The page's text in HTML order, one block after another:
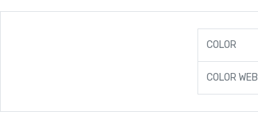
COLOR
COLOR WEB